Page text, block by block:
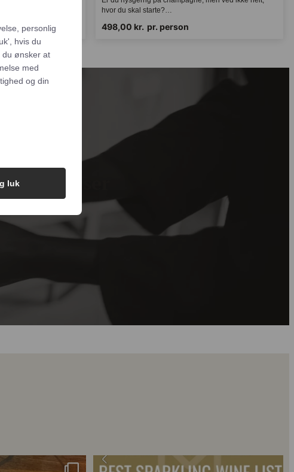
Er du nysgerrig på champagne, men ved ikke helt,
hvor du skal starte?…
gode priser
og gode priser
alle og
typer
I
Sitesikrer vi
luk